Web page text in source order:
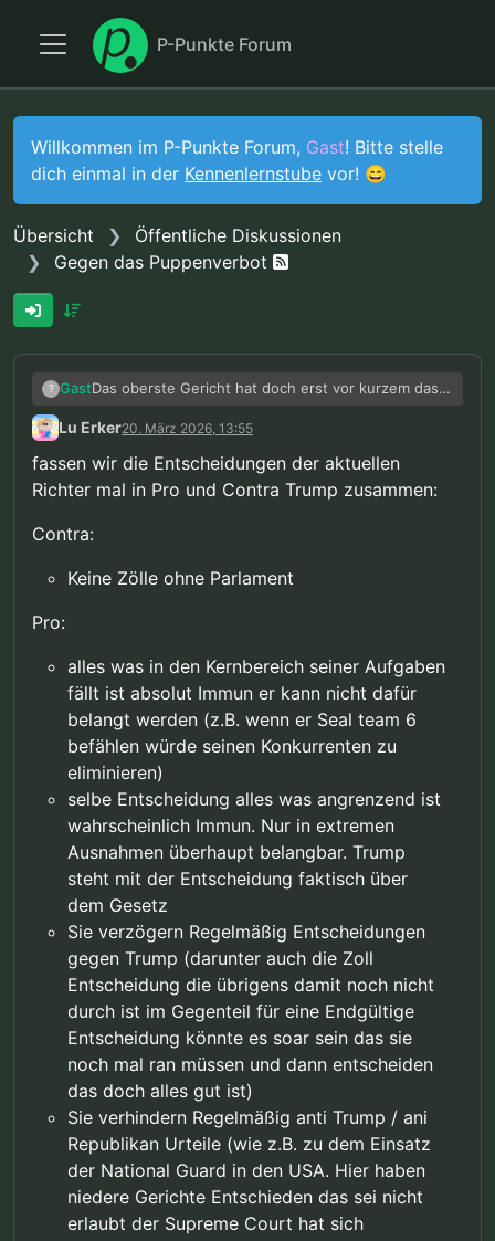
P-Punkte Forum
Willkommen im P-Punkte Forum, Gast! Bitte stelle
dich einmal in der Kennenlernstube vor! 😄
Übersicht
Öffentliche Diskussionen
Gegen das Puppenverbot
? GastDas oberste Gericht hat doch erst vor kurzem das
Gegenteil beweist und sich gegen Trumps Zölle
gestellt, obwohl der Großteil durch genau ihn
gejammere echt anstrengend.
Lu Erker20. März 2026, 13:55
fassen wir die Entscheidungen der aktuellen
Richter mal in Pro und Contra Trump zusammen:
Contra:
Keine Zölle ohne Parlament
Pro:
alles was in den Kernbereich seiner Aufgaben
fällt ist absolut Immun er kann nicht dafür
belangt werden (z.B. wenn er Seal team 6
befählen würde seinen Konkurrenten zu
eliminieren)
selbe Entscheidung alles was angrenzend ist
wahrscheinlich Immun. Nur in extremen
Ausnahmen überhaupt belangbar. Trump
steht mit der Entscheidung faktisch über
dem Gesetz
Sie verzögern Regelmäßig Entscheidungen
gegen Trump (darunter auch die Zoll
Entscheidung die übrigens damit noch nicht
durch ist im Gegenteil für eine Endgültige
Entscheidung könnte es soar sein das sie
noch mal ran müssen und dann entscheiden
das doch alles gut ist)
Sie verhindern Regelmäßig anti Trump / ani
Republikan Urteile (wie z.B. zu dem Einsatz
der National Guard in den USA. Hier haben
niedere Gerichte Entschieden das sei nicht
erlaubt der Supreme Court hat sich